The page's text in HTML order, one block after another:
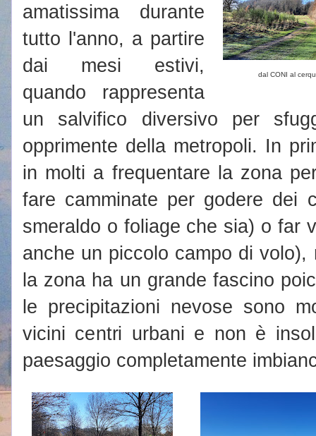
dal CONI al
amatissima durante
tutto l'anno, a partire
dai mesi estivi,
quando rappresenta
un salvifico diversivo per
opprimente della metropoli. In
in molti a frequentare la zona
fare camminate per godere dei
smeraldo o foliage che sia) o far
anche un piccolo campo di
la zona ha un grande fascino
le precipitazioni nevose sono
vicini centri urbani e non è
paesaggio completamente